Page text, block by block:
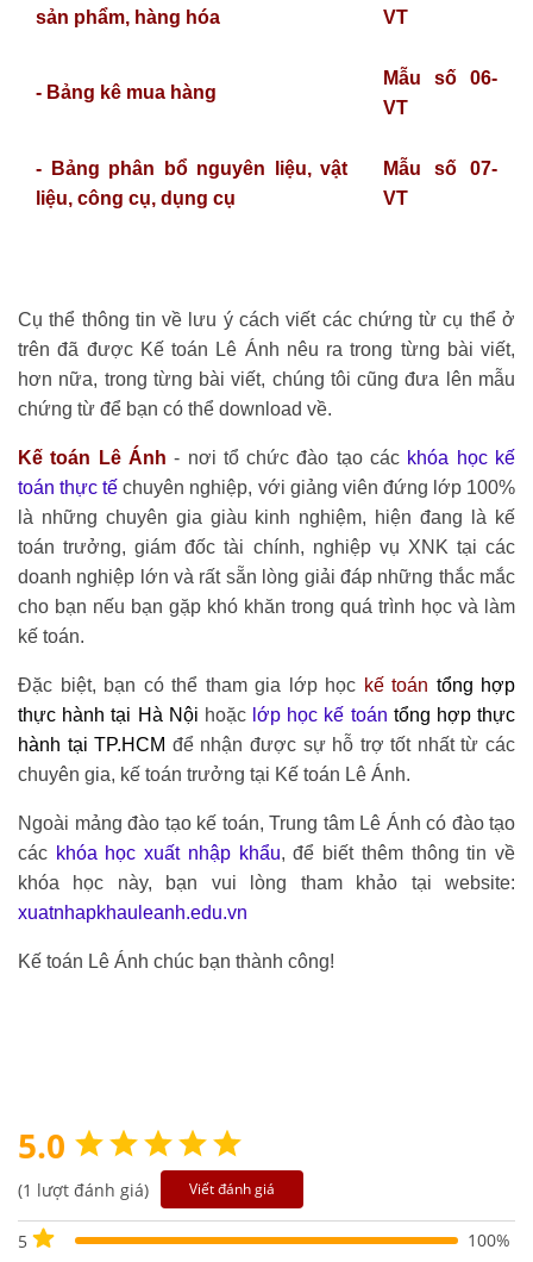
sản phẩm, hàng hóa
VT
- Bảng kê mua hàng
Mẫu số 06-
VT
- Bảng phân bổ nguyên liệu, vật
liệu, công cụ, dụng cụ
Mẫu số 07-
VT
Cụ thể thông tin về lưu ý cách viết các chứng từ cụ thể ở
trên đã được Kế toán Lê Ánh nêu ra trong từng bài viết,
hơn nữa, trong từng bài viết, chúng tôi cũng đưa lên mẫu
chứng từ để bạn có thể download về.
Kế toán Lê Ánh - nơi tổ chức đào tạo các khóa học kế
toán thực tế chuyên nghiệp, với giảng viên đứng lớp 100%
là những chuyên gia giàu kinh nghiệm, hiện đang là kế
toán trưởng, giám đốc tài chính, nghiệp vụ XNK tại các
doanh nghiệp lớn và rất sẵn lòng giải đáp những thắc mắc
cho bạn nếu bạn gặp khó khăn trong quá trình học và làm
kế toán.
Đặc biệt, bạn có thể tham gia lớp học kế toán tổng hợp
thực hành tại Hà Nội hoặc lớp học kế toán tổng hợp thực
hành tại TP.HCM để nhận được sự hỗ trợ tốt nhất từ các
chuyên gia, kế toán trưởng tại Kế toán Lê Ánh.
Ngoài mảng đào tạo kế toán, Trung tâm Lê Ánh có đào tạo
các khóa học xuất nhập khẩu, để biết thêm thông tin về
khóa học này, bạn vui lòng tham khảo tại website:
xuatnhapkhauleanh.edu.vn
Kế toán Lê Ánh chúc bạn thành công!
5.0
(1 lượt đánh giá) Viết đánh giá
5 100%